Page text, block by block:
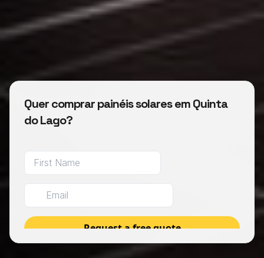
Quer comprar painéis solares em Quinta
do Lago?